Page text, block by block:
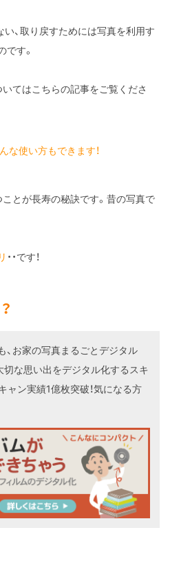
、取り戻すためには写真を利用す
す。
てはこちらの記事をご覧くださ
な使い方もできます！
とが長寿の秘訣です。昔の写真で
・・です！
、お家の写真まるごとデジタル
な思い出をデジタル化するスキ
ャン実績1億枚突破！気になる方